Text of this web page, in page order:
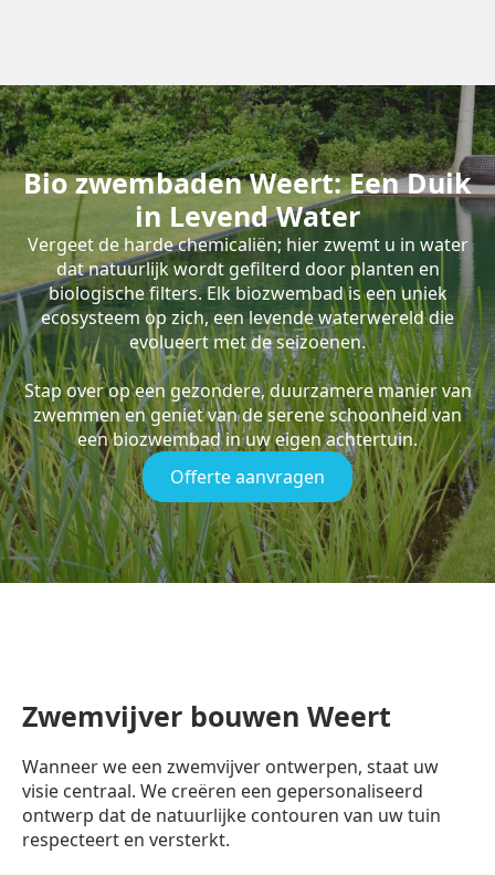
Bio zwembaden Weert: Een Duik
in Levend Water
Vergeet de harde chemicaliën; hier zwemt u in water
dat natuurlijk wordt gefilterd door planten en
biologische filters. Elk biozwembad is een uniek
ecosysteem op zich, een levende waterwereld die
evolueert met de seizoenen.
Stap over op een gezondere, duurzamere manier van
zwemmen en geniet van de serene schoonheid van
een biozwembad in uw eigen achtertuin.
Offerte aanvragen
Zwemvijver bouwen Weert
Wanneer we een zwemvijver ontwerpen, staat uw
visie centraal. We creëren een gepersonaliseerd
ontwerp dat de natuurlijke contouren van uw tuin
respecteert en versterkt.